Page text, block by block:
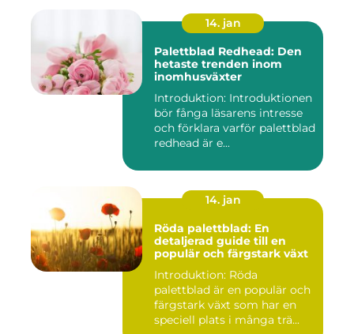
14. jan
Palettblad Redhead: Den
hetaste trenden inom
inomhusväxter
Introduktion: Introduktionen
bör fånga läsarens intresse
och förklara varför palettblad
redhead är e...
14. jan
Röda palettblad: En
detaljerad guide till en
populär och färgstark växt
Introduktion: Röda
palettblad är en populär och
färgstark växt som har en
speciell plats i många trä...